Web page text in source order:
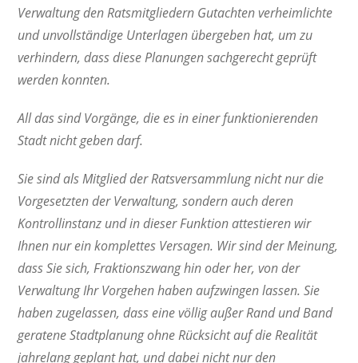
Verwaltung den Ratsmitgliedern Gutachten verheimlichte
und unvollständige Unterlagen übergeben hat, um zu
verhindern, dass diese Planungen sachgerecht geprüft
werden konnten.
All das sind Vorgänge, die es in einer funktionierenden
Stadt nicht geben darf.
Sie sind als Mitglied der Ratsversammlung nicht nur die
Vorgesetzten der Verwaltung, sondern auch deren
Kontrollinstanz und in dieser Funktion attestieren wir
Ihnen nur ein komplettes Versagen. Wir sind der Meinung,
dass Sie sich, Fraktionszwang hin oder her, von der
Verwaltung Ihr Vorgehen haben aufzwingen lassen. Sie
haben zugelassen, dass eine völlig außer Rand und Band
geratene Stadtplanung ohne Rücksicht auf die Realität
jahrelang geplant hat, und dabei nicht nur den